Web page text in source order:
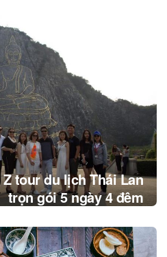
tour du lịch Thái Lan
trọn gói 5 ngày 4 đêm